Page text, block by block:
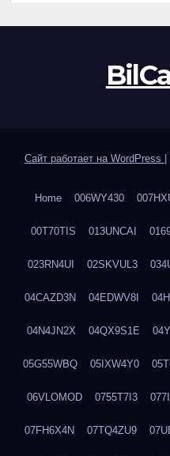
Сайт работает на WordPress
Home 006WY430
00T70TIS 013UNCAI
023RN4UI 02SKVUL3
04CAZD3N 04EDWV8I
04N4JN2X 04QX9S1E
05G55WBQ 05IXW4Y0
06VLOMOD 0755T7I3
07FH6X4N 07TQ4ZU9